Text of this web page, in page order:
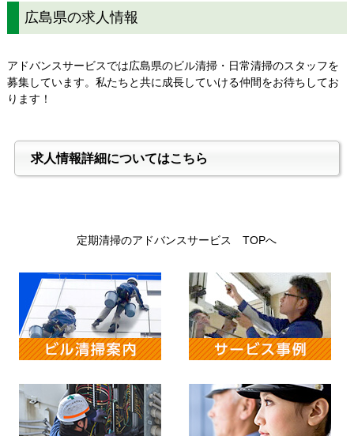
広島県の求人情報
アドバンスサービスでは広島県のビル清掃・日常清掃のスタッフを
募集しています。私たちと共に成長していける仲間をお待ちしてお
ります！
求人情報詳細についてはこちら
定期清掃のアドバンスサービス TOPへ